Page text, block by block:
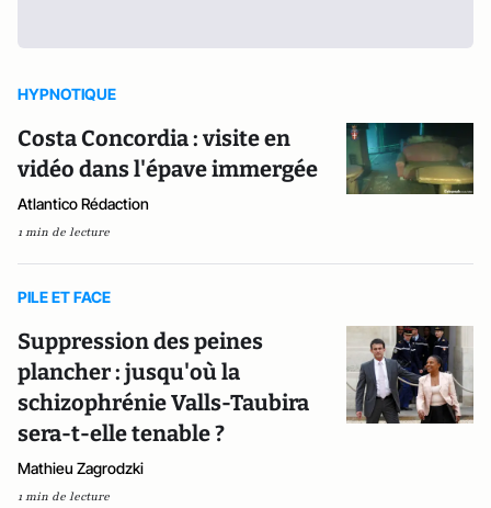
HYPNOTIQUE
Costa Concordia : visite en
vidéo dans l'épave immergée
Atlantico Rédaction
1 min de lecture
PILE ET FACE
Suppression des peines
plancher : jusqu'où la
schizophrénie Valls-Taubira
sera-t-elle tenable ?
Mathieu Zagrodzki
1 min de lecture